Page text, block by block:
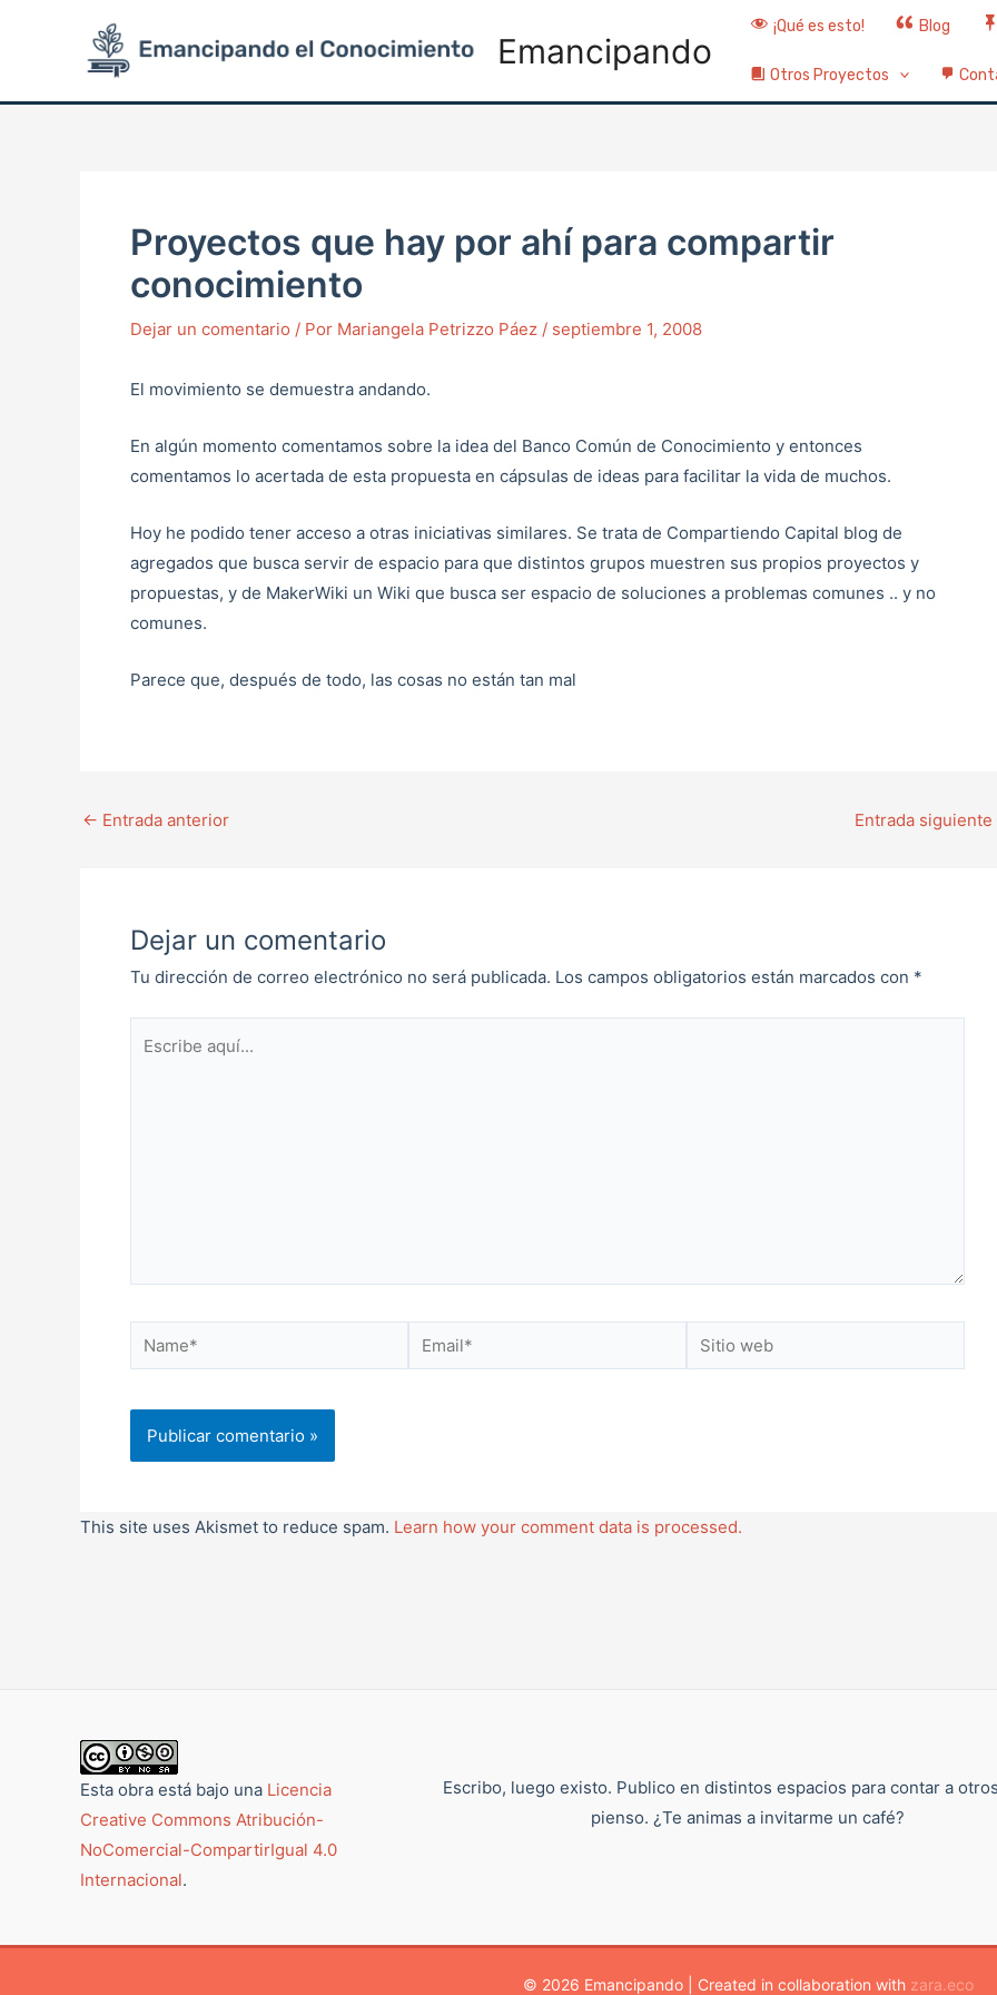
Emancipando
¡Qué es esto! Blog
Otros Proyectos
Proyectos que hay por ahí para compartir
conocimiento
Dejar un comentario / Por Mariangela Petrizzo Páez / septiembre 1, 2008
El movimiento se demuestra andando.
En algún momento comentamos sobre la idea del Banco Común de Conocimiento y entonces
comentamos lo acertada de esta propuesta en cápsulas de ideas para facilitar la vida de muchos.
Hoy he podido tener acceso a otras iniciativas similares. Se trata de Compartiendo Capital blog de
agregados que busca servir de espacio para que distintos grupos muestren sus propios proyectos y
propuestas, y de MakerWiki un Wiki que busca ser espacio de soluciones a problemas comunes .. y no
comunes.
Parece que, después de todo, las cosas no están tan mal
navigation
← Entrada anterior Entrada siguiente
Dejar un comentario
Tu dirección de correo electrónico no será publicada. Los campos obligatorios están marcados con *
Name* Email*
Sitio
web
This site uses Akismet to reduce spam. Learn how your comment data is processed.
Esta obra está bajo una Licencia
Creative Commons Atribución-
NoComercial-CompartirIgual 4.0
Internacional.
Escribo, luego existo. Publico en distintos espacios para contar a
pienso. ¿Te animas a invitarme un café?
© 2026 Emancipando | Created in collaboration with zara.eco